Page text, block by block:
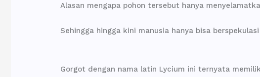
Alasan mengapa pohon tersebut hanya
Sehingga hingga kini manusia hanya bisa
Gorgot dengan nama latin Lycium ini ternyata